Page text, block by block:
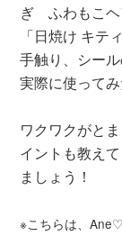
ぎ ふわもこヘ
「日焼け キテ
手触り、シー
実際に使って
ワクワクがと
イントも教え
ましょう！
※こちらは、